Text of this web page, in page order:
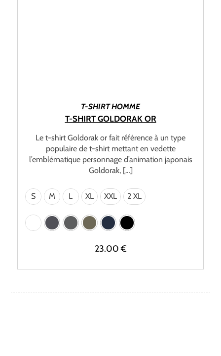
T-SHIRT HOMME
T-SHIRT GOLDORAK OR
Le t-shirt Goldorak or fait référence à un type
populaire de t-shirt mettant en vedette
l’emblématique personnage d’animation japonais
Goldorak, […]
S M L XL XXL 2 XL
23.00€